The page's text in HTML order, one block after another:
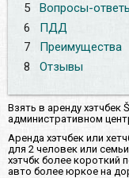
5
Вопросы-
6
ПДД
7
Преимущества
8
Отзывы
Взять в аренду хэтчбек
административном
Аренда хэтчбек или
для 2 человек или
хэтчбк более короткий
авто более юркое на